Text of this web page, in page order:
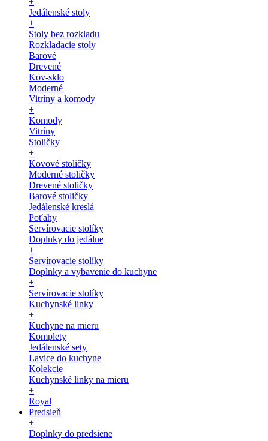
Jedálenské stoly
+
Stoly bez rozkladu
Rozkladacie stoly
Barové
Drevené
Kov-sklo
Moderné
Vitríny a komody
+
Komody
Vitríny
Stoličky
+
Kovové stoličky
Moderné stoličky
Drevené stoličky
Barové stoličky
Jedálenské kreslá
Poťahy
Servírovacie stolíky
Doplnky do jedálne
+
Servírovacie stolíky
Doplnky a vybavenie do kuchyne
+
Servírovacie stolíky
Kuchynské linky
+
Kuchyne na mieru
Komplety
Jedálenské sety
Lavice do kuchyne
Kolekcie
Kuchynské linky na mieru
+
Royal
Predsieň
+
Doplnky do predsiene